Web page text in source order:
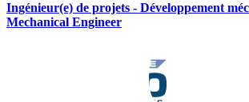
Ingénieur(e) de projets - Développement
Mechanical Engineer